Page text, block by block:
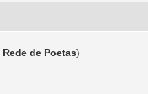
Rede de Poetas)